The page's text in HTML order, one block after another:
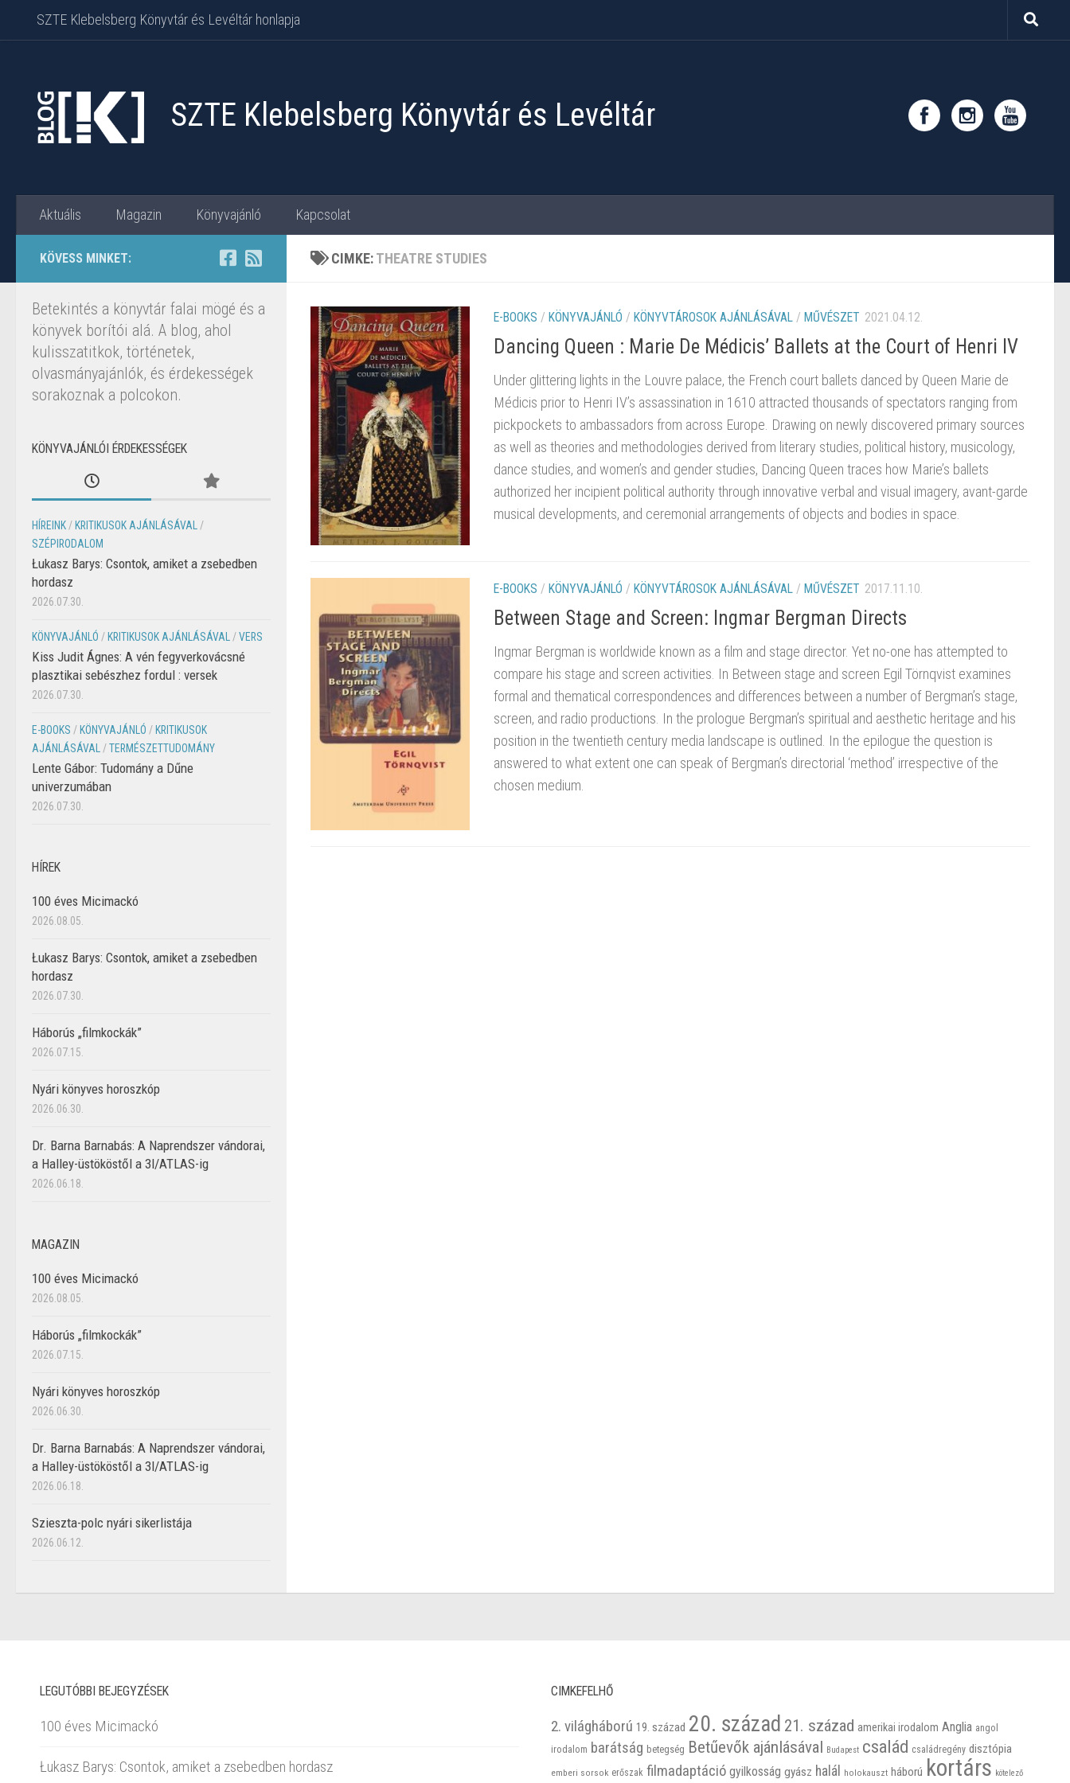
Skip to content
SZTE Klebelsberg Könyvtár és Levéltár honlapja
SZTE Klebelsberg Könyvtár és Levéltár
Aktuális Magazin Könyvajánló Kapcsolat
CIMKE:THEATRE STUDIES
E-BOOKS / KÖNYVAJÁNLÓ / KÖNYVTÁROSOK AJÁNLÁSÁVAL / MŰVÉSZET 2021.04.12.
Dancing Queen : Marie De Médicis’ Ballets at the Court of Henri IV
Under glittering lights in the Louvre palace, the French court ballets danced by Queen Marie de
Médicis prior to Henri IV’s assassination in 1610 attracted thousands of spectators ranging from
pickpockets to ambassadors from across Europe. Drawing on newly discovered primary sources
as well as theories and methodologies derived from literary studies, political history, musicology,
dance studies, and women’s and gender studies, Dancing Queen traces how Marie’s ballets
authorized her incipient political authority through innovative verbal and visual imagery, avant-garde
musical developments, and ceremonial arrangements of objects and bodies in space.
E-BOOKS / KÖNYVAJÁNLÓ / KÖNYVTÁROSOK AJÁNLÁSÁVAL / MŰVÉSZET 2017.11.10.
Between Stage and Screen: Ingmar Bergman Directs
Ingmar Bergman is worldwide known as a film and stage director. Yet no-one has attempted to
compare his stage and screen activities. In Between stage and screen Egil Törnqvist examines
formal and thematical correspondences and differences between a number of Bergman’s stage,
screen, and radio productions. In the prologue Bergman’s spiritual and aesthetic heritage and his
position in the twentieth century media landscape is outlined. In the epilogue the question is
answered to what extent one can speak of Bergman’s directorial ‘method’ irrespective of the
chosen medium.
KÖVESS MINKET:
Betekintés a könyvtár falai mögé és a
könyvek borítói alá. A blog, ahol
kulisszatitkok, történetek,
olvasmányajánlók, és érdekességek
sorakoznak a polcokon.
KÖNYVAJÁNLÓI ÉRDEKESSÉGEK
HÍREINK / KRITIKUSOK AJÁNLÁSÁVAL
/
SZÉPIRODALOM
Łukasz Barys: Csontok, amiket a zsebedben
hordasz
2026.07.30.
KÖNYVAJÁNLÓ / KRITIKUSOK AJÁNLÁSÁVAL /VERS
Kiss Judit Ágnes: A vén fegyverkovácsné
plasztikai sebészhez fordul : versek
2026.07.30.
E-BOOKS / KÖNYVAJÁNLÓ / KRITIKUSOK
AJÁNLÁSÁVAL
/TERMÉSZETTUDOMÁNY
Lente Gábor: Tudomány a Dűne
univerzumában
2026.07.30.
HÍREK
100 éves Micimackó
2026.08.05.
Łukasz Barys: Csontok, amiket a zsebedben
hordasz
2026.07.30.
Háborús „filmkockák”
2026.07.15.
Nyári könyves horoszkóp
2026.06.30.
Dr. Barna Barnabás: A Naprendszer vándorai,
a Halley-üstököstől a 3I/ATLAS-ig
2026.06.18.
MAGAZIN
100 éves Micimackó
2026.08.05.
Háborús „filmkockák”
2026.07.15.
Nyári könyves horoszkóp
2026.06.30.
Dr. Barna Barnabás: A Naprendszer vándorai,
a Halley-üstököstől a 3I/ATLAS-ig
2026.06.18.
Szieszta-polc nyári sikerlistája
2026.06.12.
LEGUTÓBBI BEJEGYZÉSEK
100 éves Micimackó
Łukasz Barys: Csontok, amiket a zsebedben hordasz
CIMKEFELHŐ
2. világháború 19. század 20. század 21. század amerikai irodalom Anglia angol
irodalom barátság betegség Betűevők ajánlásával Budapest család családregény disztópia
emberi sorsok erőszak filmadaptáció gyilkosság gyász halál holokauszt háború kortárs kötelező